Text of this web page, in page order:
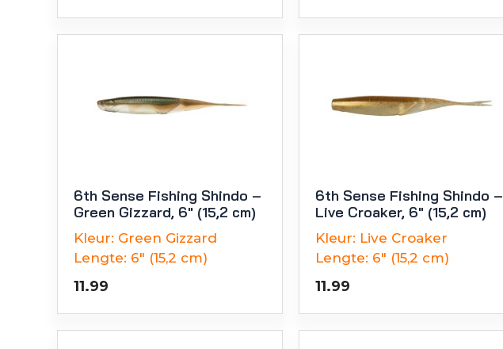
6th Sense Fishing Shindo –
Green Gizzard, 6″ (15,2 cm)
Kleur: Green Gizzard
Lengte: 6" (15,2 cm)
11.99
6th Sense Fishing Shindo –
Live Croaker, 6″ (15,2 cm)
Kleur: Live Croaker
Lengte: 6" (15,2 cm)
11.99